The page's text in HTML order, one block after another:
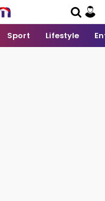
Sport Lifestyle